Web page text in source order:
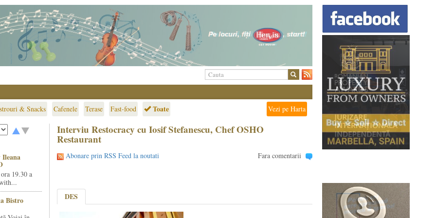
& Snacks Cafenele Terase Fast-food Toate Vezi pe Harta
19.30 a
Bistro
Interviu Restocracy cu Iosif Stefanescu, Chef OSHO
Restaurant
Abonare prin RSS Feed la noutati Fara comentarii
DES